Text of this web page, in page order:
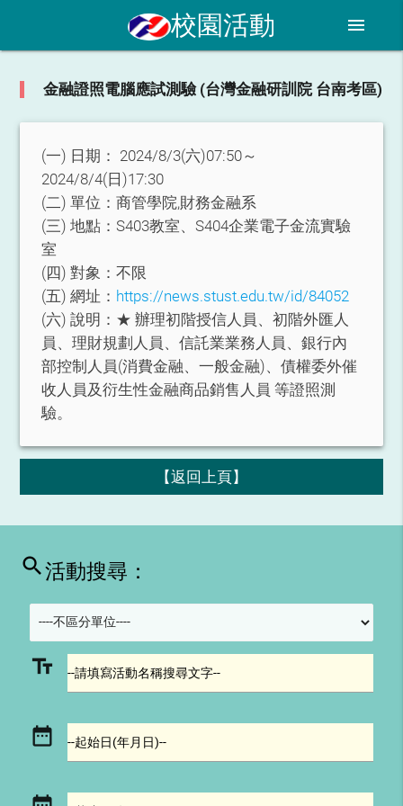
校園活動 menu
金融證照電腦應試測驗 (台灣金融研訓院 台南考區)
(一) 日期： 2024/8/3(六)07:50～
2024/8/4(日)17:30
(二) 單位：商管學院,財務金融系
(三) 地點： S403教室、S404企業電子金流實驗
室
(四) 對象：不限
(五) 網址： https://news.stust.edu.tw/id/84052
(六) 說明： ★ 辦理初階授信人員、初階外匯人
員、理財規劃人員、信託業業務人員、銀行內
部控制人員(消費金融、一般金融)、債權委外催
收人員及衍生性金融商品銷售人員 等證照測
驗。
【返回上頁】
search活動搜尋：
text_fields --請填寫活動名稱搜尋文字--
date_range --起始日(年月日)--